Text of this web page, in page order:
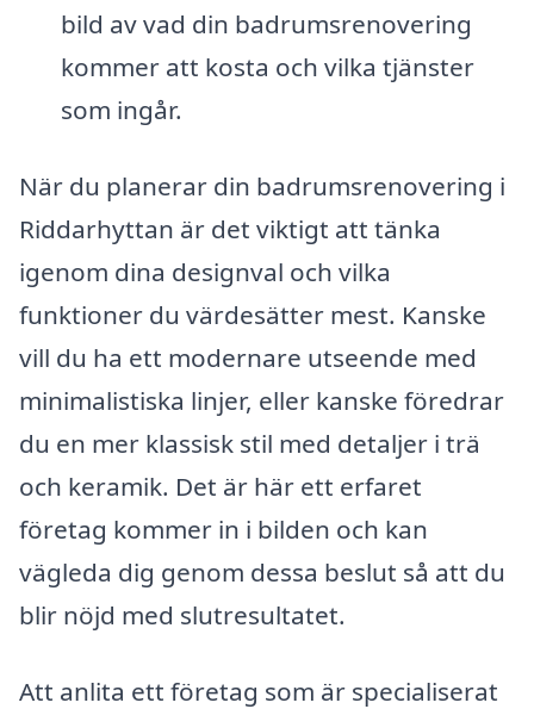
bild av vad din badrumsrenovering
kommer att kosta och vilka tjänster
som ingår.
När du planerar din badrumsrenovering i
Riddarhyttan är det viktigt att tänka
igenom dina designval och vilka
funktioner du värdesätter mest. Kanske
vill du ha ett modernare utseende med
minimalistiska linjer, eller kanske föredrar
du en mer klassisk stil med detaljer i trä
och keramik. Det är här ett erfaret
företag kommer in i bilden och kan
vägleda dig genom dessa beslut så att du
blir nöjd med slutresultatet.
Att anlita ett företag som är specialiserat